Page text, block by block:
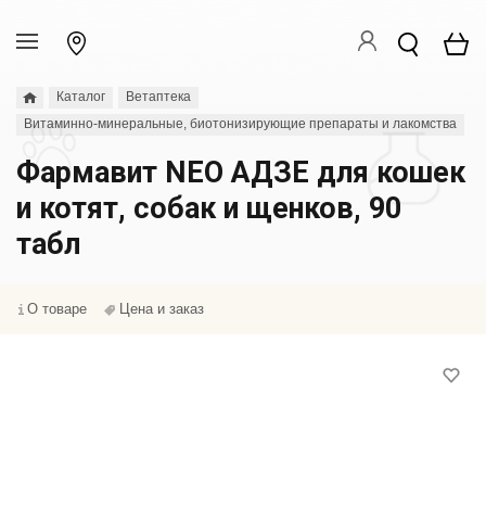
Каталог
Ветаптека
Витаминно-минеральные, биотонизирующие препараты и лакомства
Фармавит NEO АДЗЕ для кошек
и котят, собак и щенков, 90
табл
О товаре Цена и заказ